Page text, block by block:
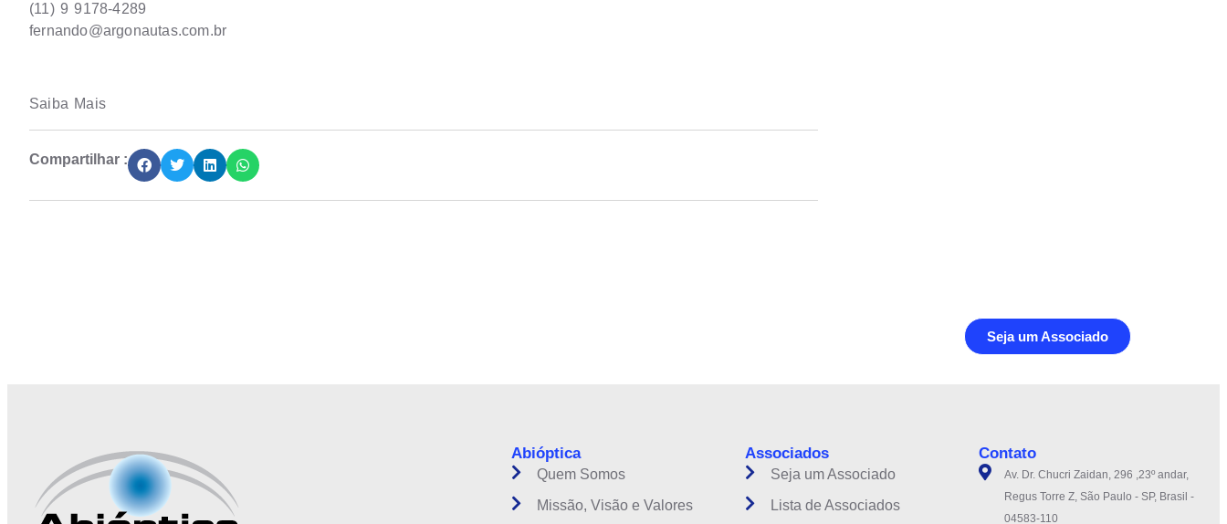
(11) 9 9178-4289
fernando@argonautas.com.br
Saiba Mais
Compartilhar :
Seja um Associado
Abióptica
Quem Somos
Missão, Visão e Valores
Associados
Seja um Associado
Lista de Associados
Contato
Av. Dr. Chucri Zaidan, 296 ,23º andar,
Regus Torre Z, São Paulo - SP, Brasil -
04583-110